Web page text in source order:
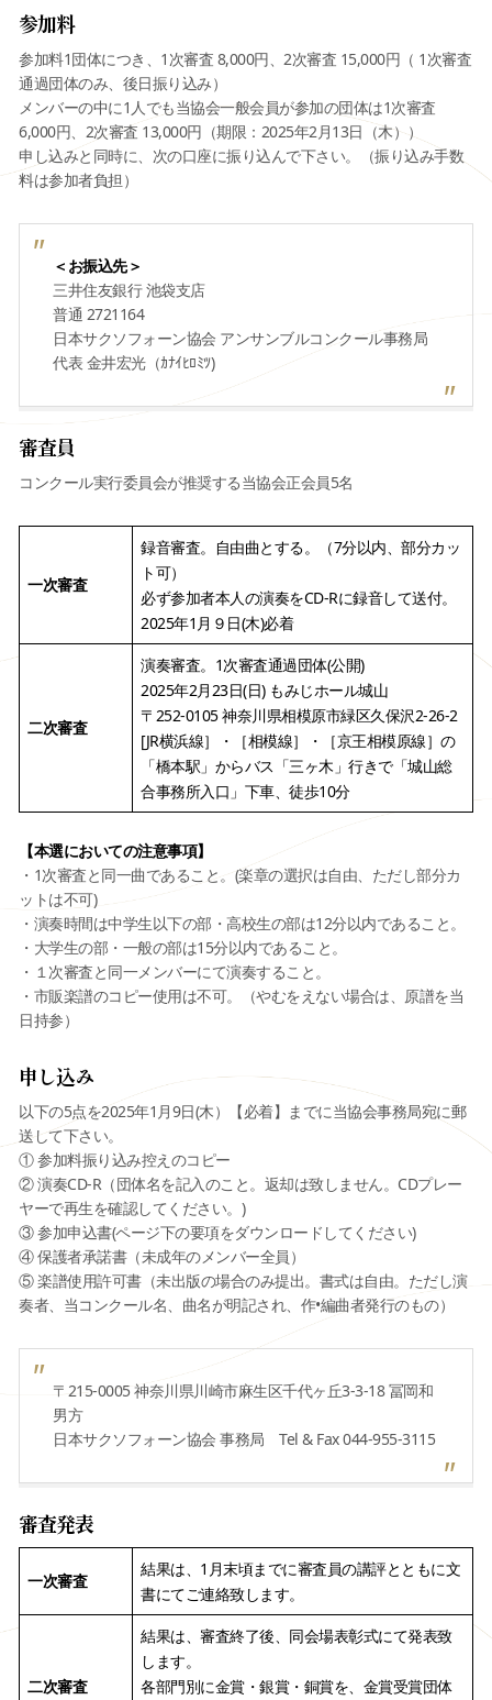
参加料
参加料1団体につき、1次審査 8,000円、2次審査 15,000円（ 1次審査
通過団体のみ、後日振り込み）
メンバーの中に1人でも当協会一般会員が参加の団体は1次審査
6,000円、2次審査 13,000円（期限：2025年2月13日（木））
申し込みと同時に、次の口座に振り込んで下さい。（振り込み手数
料は参加者負担）
＜お振込先＞
三井住友銀行 池袋支店
普通 2721164
日本サクソフォーン協会 アンサンブルコンクール事務局
代表 金井宏光（ｶﾅｲﾋﾛﾐﾂ)
審査員
コンクール実行委員会が推奨する当協会正会員5名
一次審査
録音審査。自由曲とする。（7分以内、部分カッ
ト可）
必ず参加者本人の演奏をCD-Rに録音して送付。
2025年1月９日(木)必着
二次審査
演奏審査。1次審査通過団体(公開)
2025年2月23日(日) もみじホール城山
〒252-0105 神奈川県相模原市緑区久保沢2-26-2
[JR横浜線］・［相模線］・［京王相模原線］の
「橋本駅」からバス「三ヶ木」行きで「城山総
合事務所入口」下車、徒歩10分
【本選においての注意事項】
・1次審査と同一曲であること。(楽章の選択は自由、ただし部分カ
ットは不可)
・演奏時間は中学生以下の部・高校生の部は12分以内であること。
・大学生の部・一般の部は15分以内であること。
・１次審査と同一メンバーにて演奏すること。
・市販楽譜のコピー使用は不可。（やむをえない場合は、原譜を当
日持参）
申し込み
以下の5点を2025年1月9日(木）【必着】までに当協会事務局宛に郵
送して下さい。
① 参加料振り込み控えのコピー
② 演奏CD-R（団体名を記入のこと。返却は致しません。CDプレー
ヤーで再生を確認してください。)
③ 参加申込書(ページ下の要項をダウンロードしてください)
④ 保護者承諾書（未成年のメンバー全員）
⑤ 楽譜使用許可書（未出版の場合のみ提出。書式は自由。ただし演
奏者、当コンクール名、曲名が明記され、作•編曲者発行のもの）
〒215-0005 神奈川県川崎市麻生区千代ヶ丘3-3-18 冨岡和
男方
日本サクソフォーン協会 事務局 Tel & Fax 044-955-3115
審査発表
一次審査
結果は、1月末頃までに審査員の講評とともに文
書にてご連絡致します。
二次審査
結果は、審査終了後、同会場表彰式にて発表致
します。
各部門別に金賞・銀賞・銅賞を、金賞受賞団体